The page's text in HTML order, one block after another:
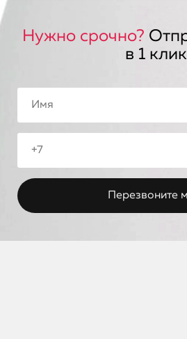
Нужно срочно?
в 1 клик